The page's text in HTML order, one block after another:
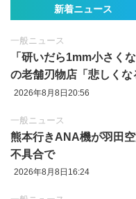
新着ニュース
一般ニュース
「研いだら1mm小さく
の老舗刃物店「悲しくな
2026年8月8日20:56
一般ニュース
熊本行きANA機が羽田
不具合で
2026年8月8日16:24